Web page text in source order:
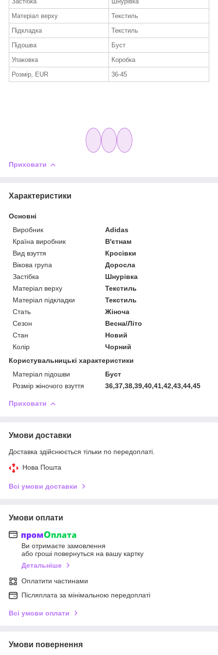
Матеріал верху
Текстиль
Підкладка
Текстиль
Підошва
Буст
Упаковка
Коробка
Розмір, EUR
36-45
Приховати
Характеристики
Основні
Виробник
Adidas
Країна виробник
В'єтнам
Вид взуття
Кросівки
Вікова група
Доросла
Застібка
Шнурівка
Матеріал верху
Текстиль
Матеріал підкладки
Текстиль
Стать
Жіноча
Сезон
Весна/Літо
Стан
Новий
Колір
Чорний
Користувальницькі характеристики
Матеріал підошви
Буст
Розмір жіночого взуття
36,37,38,39,40,41,42,43,44,45
Приховати
Умови доставки
Доставка здійснюється тільки по передоплаті.
Нова Пошта
Всі умови доставки
Умови оплати
Ви отримаєте замовлення
або гроші повернуться на вашу картку
Детальніше
Оплатити частинами
Післяплата за мінімальною передоплаті
Всі умови оплати
Умови повернення